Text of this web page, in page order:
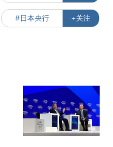
#日本央行 +关注